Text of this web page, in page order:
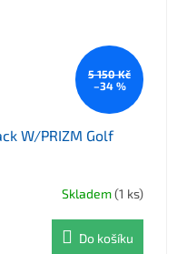
5 150 Kč
–34 %
W/PRIZM Golf
Skladem(1 ks)
Do košíku